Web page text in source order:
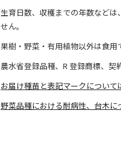
生育日数、収穫までの年数など
せん。
果樹・野菜・有用植物以外は食用
農水省登録品種、R 登録商標、契
お届け種苗と表記マークについて
野菜品種における耐病性、台木に